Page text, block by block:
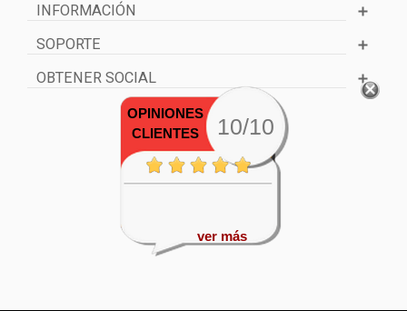
INFORMACIÓN
SOPORTE
OBTENER SOCIAL
OPINIONES
CLIENTES
10/10
ver más